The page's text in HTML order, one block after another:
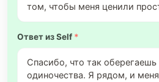
том, чтобы меня ценили
Ответ из Self *
Спасибо, что так оберегаешь
одиночества. Я рядом, и